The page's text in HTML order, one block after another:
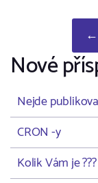
←
Nové
Nejde
CRON -y
Kolik Vám je ???